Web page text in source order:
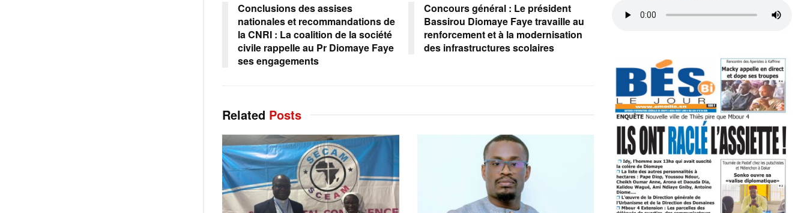
Conclusions des assises
nationales et recommandations de
la CNRI : La coalition de la société
civile rappelle au Pr Diomaye Faye
ses engagements
Concours général : Le président
Bassirou Diomaye Faye travaille au
renforcement et à la modernisation
des infrastructures scolaires
Related Posts